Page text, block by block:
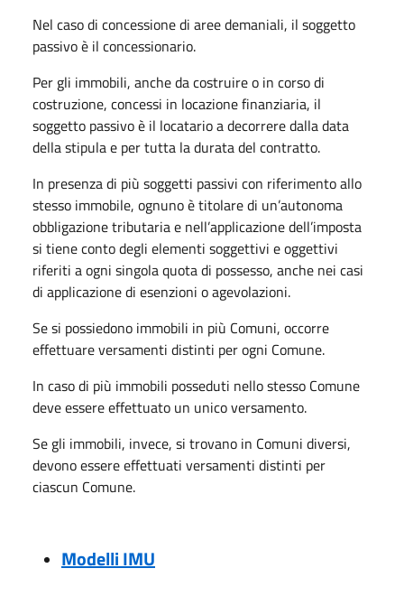
Nel caso di concessione di aree demaniali, il soggetto
passivo è il concessionario.
Per gli immobili, anche da costruire o in corso di
costruzione, concessi in locazione finanziaria, il
soggetto passivo è il locatario a decorrere dalla data
della stipula e per tutta la durata del contratto.
In presenza di più soggetti passivi con riferimento allo
stesso immobile, ognuno è titolare di un’autonoma
obbligazione tributaria e nell’applicazione dell’imposta
si tiene conto degli elementi soggettivi e oggettivi
riferiti a ogni singola quota di possesso, anche nei casi
di applicazione di esenzioni o agevolazioni.
Se si possiedono immobili in più Comuni, occorre
effettuare versamenti distinti per ogni Comune.
In caso di più immobili posseduti nello stesso Comune
deve essere effettuato un unico versamento.
Se gli immobili, invece, si trovano in Comuni diversi,
devono essere effettuati versamenti distinti per
ciascun Comune.
Modelli IMU